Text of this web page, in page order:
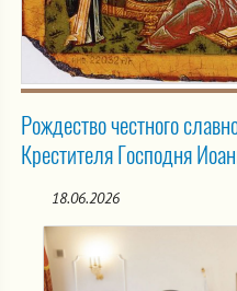
Рождество честного
Крестителя Господня
18.06.2026